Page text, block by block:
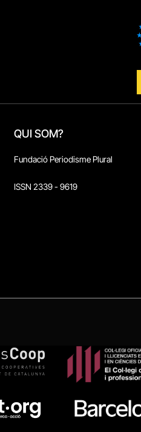
QUI SOM?
Fundació Periodisme Plural
ISSN 2339 - 9619